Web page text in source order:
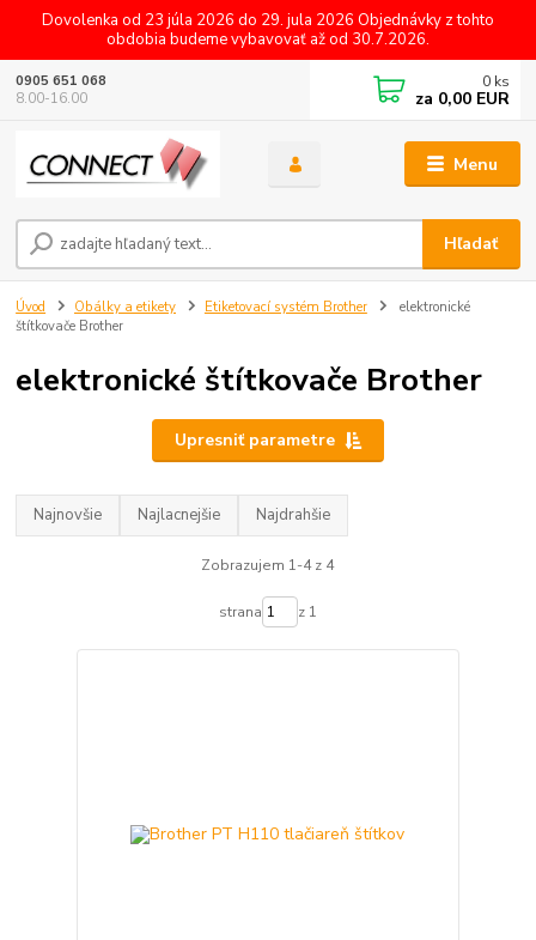
Dovolenka od 23 júla 2026 do 29. jula 2026 Objednávky z tohto
obdobia budeme vybavovať až od 30.7.2026.
Menu
Hľadať
0905 651 068
8.00-16.00
0 ks
za 0,00 EUR
Úvod Obálky a etikety Etiketovací systém Brother
elektronické
štítkovače Brother
elektronické štítkovače Brother
Upresniť parametre
Najnovšie Najlacnejšie Najdrahšie
Zobrazujem 1-4 z 4
strana z 1